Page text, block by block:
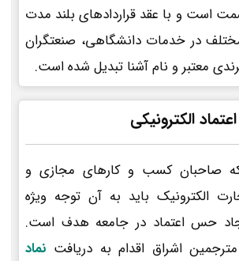
است و با عقد قراردادهای بلند مدت
در خدمات دانشگاهی، صنعتگران
معتبر و نام آشنا تبدیل شده است.
الکترونیکی
که صاحبان کسب و کارهای مجازی و
الکترونیک باید به آن توجه ویژه
حس اعتماد در جامعه هدف است.
اشراق اقدام به دریافت نماد